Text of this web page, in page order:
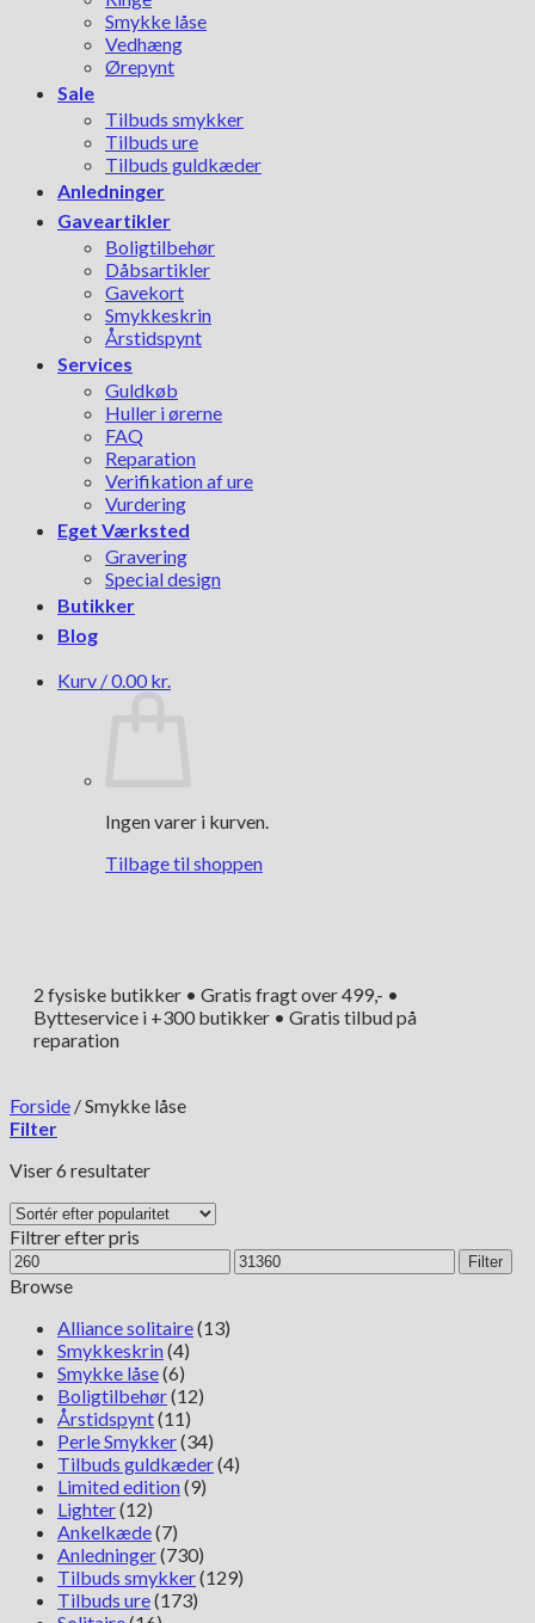
Smykke låse
Vedhæng
Ørepynt
Sale
Tilbuds smykker
Tilbuds ure
Tilbuds guldkæder
Anledninger
Gaveartikler
Boligtilbehør
Dåbsartikler
Gavekort
Smykkeskrin
Årstidspynt
Services
Guldkøb
Huller i ørerne
FAQ
Reparation
Verifikation af ure
Vurdering
Eget Værksted
Gravering
Special design
Butikker
Blog
Kurv /0.00 kr.
Ingen varer i kurven.
Tilbage til shoppen
2 fysiske butikker • Gratis fragt over 499,- •
Bytteservice i +300 butikker • Gratis tilbud på
reparation
Forside /Smykke låse
Filter
Viser 6 resultaterSorteret
popularitet
Filtrer efter pris
Mindste
pris
Højeste
pris
Filter
Browse
Alliance solitaire(13)
Smykkeskrin(4)
Smykke låse(6)
Boligtilbehør(12)
Årstidspynt(11)
Perle Smykker(34)
Tilbuds guldkæder(4)
Limited edition(9)
Lighter(12)
Ankelkæde(7)
Anledninger(730)
Tilbuds smykker(129)
Tilbuds ure(173)